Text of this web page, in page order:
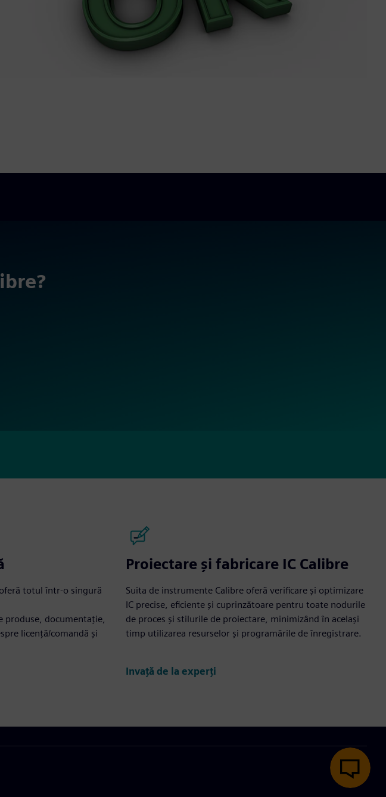
totul într-o singură
produse, documentație,
licență/comandă și
Proiectare și fabricare IC Calibre
Suita de instrumente Calibre oferă verificare și optimizare
IC precise, eficiente și cuprinzătoare pentru toate nodurile
de proces și stilurile de proiectare, minimizând în același
timp utilizarea resurselor și programările de înregistrare.
Învață de la experți